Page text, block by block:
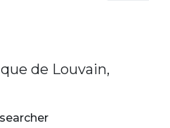
de Louvain,